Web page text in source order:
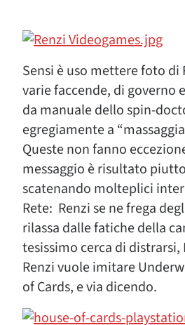
Sensi è uso mettere foto
varie faccende, di governo
da manuale dello spin-
egregiamente a
Queste non fanno
messaggio è risultato
scatenando molteplici
Rete: Renzi se ne frega
rilassa dalle fatiche della
tesissimo cerca di
Renzi vuole imitare
of Cards, e via dicendo.